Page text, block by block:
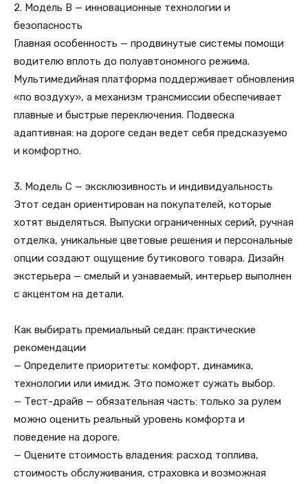
2. Модель B — инновационные технологии и
безопасность
Главная особенность — продвинутые системы помощи
водителю вплоть до полуавтономного режима.
Мультимедийная платформа поддерживает обновления
«по воздуху», а механизм трансмиссии обеспечивает
плавные и быстрые переключения. Подвеска
адаптивная: на дороге седан ведет себя предсказуемо
и комфортно.
3. Модель C — эксклюзивность и индивидуальность
Этот седан ориентирован на покупателей, которые
хотят выделяться. Выпуски ограниченных серий, ручная
отделка, уникальные цветовые решения и персональные
опции создают ощущение бутикового товара. Дизайн
экстерьера — смелый и узнаваемый, интерьер выполнен
с акцентом на детали.
Как выбирать премиальный седан: практические
рекомендации
— Определите приоритеты: комфорт, динамика,
технологии или имидж. Это поможет сужать выбор.
— Тест-драйв — обязательная часть: только за рулем
можно оценить реальный уровень комфорта и
поведение на дороге.
— Оцените стоимость владения: расход топлива,
стоимость обслуживания, страховка и возможная